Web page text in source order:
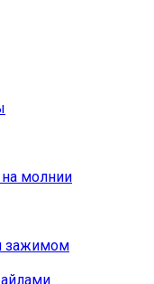
молнии
зажимом